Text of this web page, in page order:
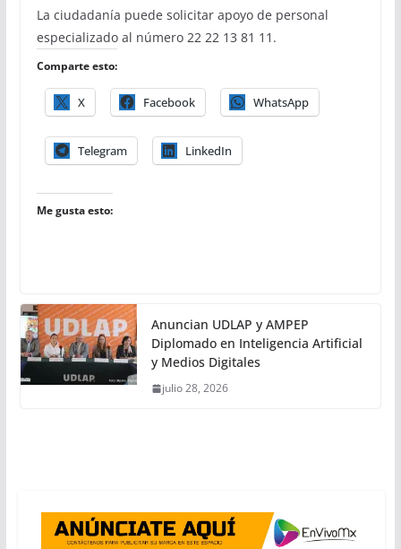
La ciudadanía puede solicitar apoyo de personal
especializado al número 22 22 13 81 11.
Comparte esto:
X Facebook WhatsApp
Telegram LinkedIn
Me gusta esto:
Anuncian UDLAP y AMPEP
Diplomado en Inteligencia Artificial
y Medios Digitales
julio 28, 2026